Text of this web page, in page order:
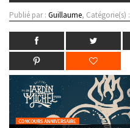
Publié par : Guillaume, Catégorie(s) :